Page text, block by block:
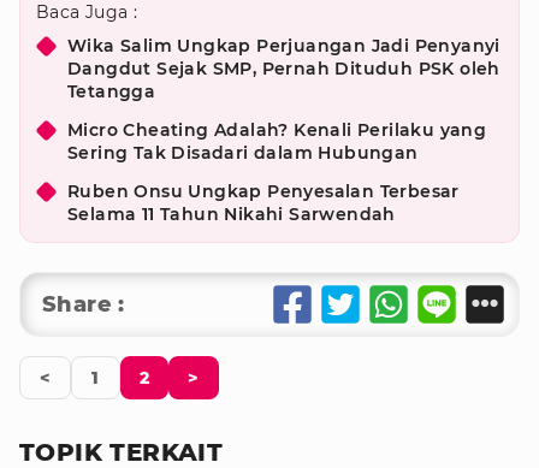
Baca Juga :
Wika Salim Ungkap Perjuangan Jadi Penyanyi
Dangdut Sejak SMP, Pernah Dituduh PSK oleh
Tetangga
Micro Cheating Adalah? Kenali Perilaku yang
Sering Tak Disadari dalam Hubungan
Ruben Onsu Ungkap Penyesalan Terbesar
Selama 11 Tahun Nikahi Sarwendah
Share :
< 1 2 >
TOPIK TERKAIT